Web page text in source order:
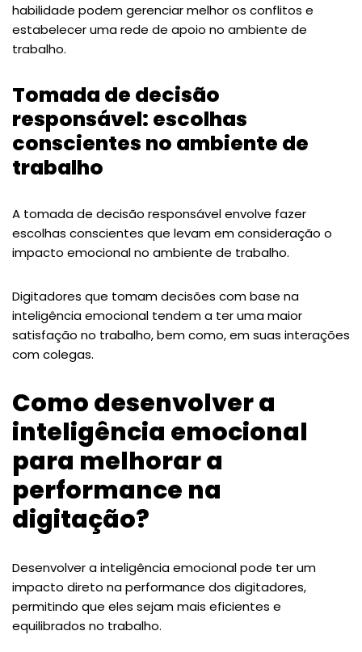
habilidade podem gerenciar melhor os conflitos e
estabelecer uma rede de apoio no ambiente de
trabalho.
Tomada de decisão
responsável: escolhas
conscientes no ambiente de
trabalho
A tomada de decisão responsável envolve fazer
escolhas conscientes que levam em consideração o
impacto emocional no ambiente de trabalho.
Digitadores que tomam decisões com base na
inteligência emocional tendem a ter uma maior
satisfação no trabalho, bem como, em suas interações
com colegas.
Como desenvolver a
inteligência emocional
para melhorar a
performance na
digitação?
Desenvolver a inteligência emocional pode ter um
impacto direto na performance dos digitadores,
permitindo que eles sejam mais eficientes e
equilibrados no trabalho.